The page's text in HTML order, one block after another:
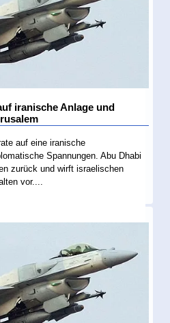
iranische Anlage und
auf eine iranische
Spannungen. Abu Dhabi
zurück und wirft israelischen
vor....